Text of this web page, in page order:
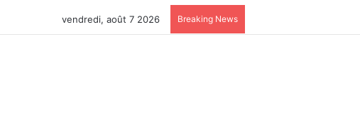
vendredi, août 7 2026 Breaking News